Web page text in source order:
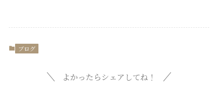
ブログ
よかったらシェアしてね！